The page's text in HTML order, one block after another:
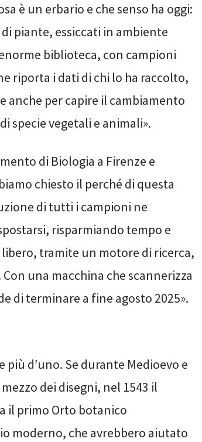
è un erbario e che senso ha oggi:
piante, essiccati in ambiente
biblioteca, con campioni
riporta i dati di chi lo ha raccolto,
anche per capire il cambiamento
specie vegetali e animali».
di Biologia a Firenze e
chiesto il perché di questa
di tutti i campioni ne
risparmiando tempo e
tramite un motore di ricerca,
una macchina che scannerizza
di terminare a fine agosto 2025».
d’uno. Se durante Medioevo e
dei disegni, nel 1543 il
il primo Orto botanico
moderno, che avrebbero aiutato